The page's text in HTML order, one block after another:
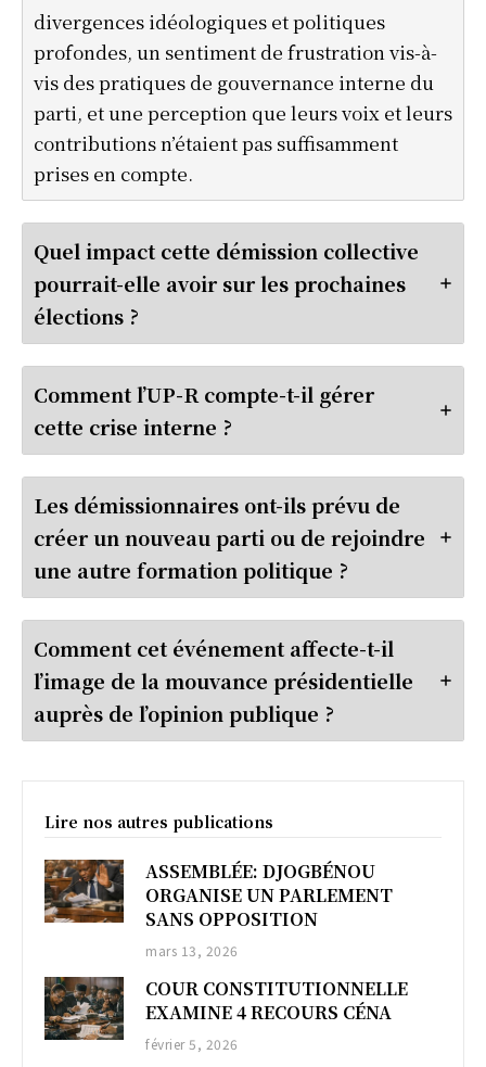
divergences idéologiques et politiques
profondes, un sentiment de frustration vis-à-
vis des pratiques de gouvernance interne du
parti, et une perception que leurs voix et leurs
contributions n’étaient pas suffisamment
prises en compte.
Quel impact cette démission collective
pourrait-elle avoir sur les prochaines
élections ?
Comment l’UP-R compte-t-il gérer
cette crise interne ?
Les démissionnaires ont-ils prévu de
créer un nouveau parti ou de rejoindre
une autre formation politique ?
Comment cet événement affecte-t-il
l’image de la mouvance présidentielle
auprès de l’opinion publique ?
Lire nos autres publications
ASSEMBLÉE: DJOGBÉNOU
ORGANISE UN PARLEMENT
SANS OPPOSITION
mars 13, 2026
COUR CONSTITUTIONNELLE
EXAMINE 4 RECOURS CÉNA
février 5, 2026